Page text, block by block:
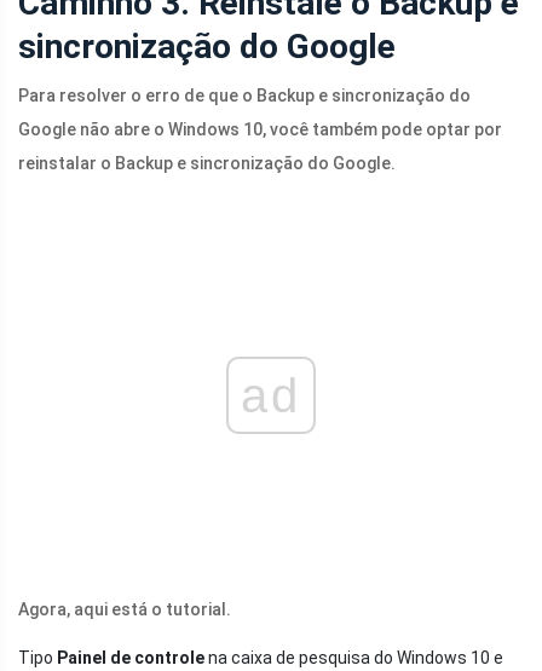
sincronização do Google
Para resolver o erro de que o Backup e sincronização do
Google não abre o Windows 10, você também pode optar por
reinstalar o Backup e sincronização do Google.
ad
Agora, aqui está o tutorial.
Tipo Painel de controlena caixa de pesquisa do Windows 10 e